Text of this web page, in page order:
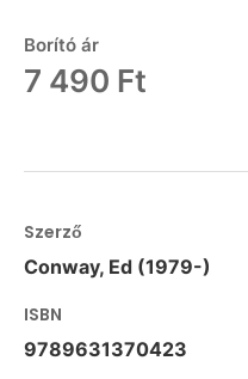
Borító ár
7 490 Ft
Szerző
Conway, Ed (1979-)
ISBN
9789631370423